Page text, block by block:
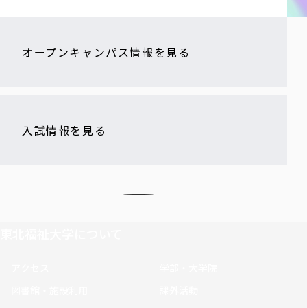
オープンキャンパス情報を見る
入試情報を見る